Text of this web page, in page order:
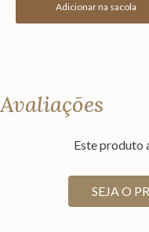
Adicionar na sacola
Avaliações
Este produto
SEJA O